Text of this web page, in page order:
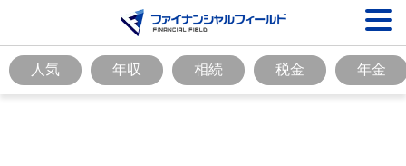
人気 年収 相続 税金 年金